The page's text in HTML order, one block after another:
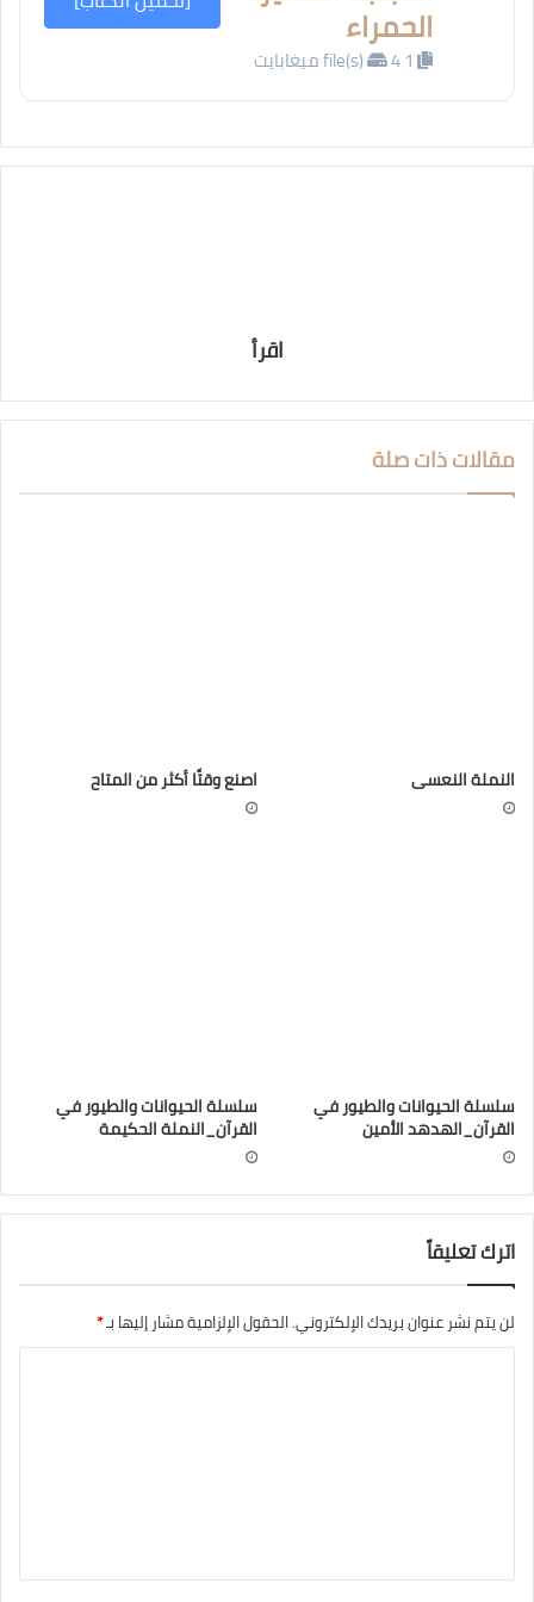
الحمراء
4 ميغابايت
اقرأ
مقالات ذات صلة
النملة النعسى اصنع وقتًا أكثر من المتاح
سلسلة الحيوانات والطيور في
القرآن_الهدهد الأمين
سلسلة الحيوانات والطيور في
القرآن_النملة الحكيمة
اترك تعليقاً
لن يتم نشر عنوان بريدك الإلكتروني.الحقول الإلزامية مشار إليها بـ*